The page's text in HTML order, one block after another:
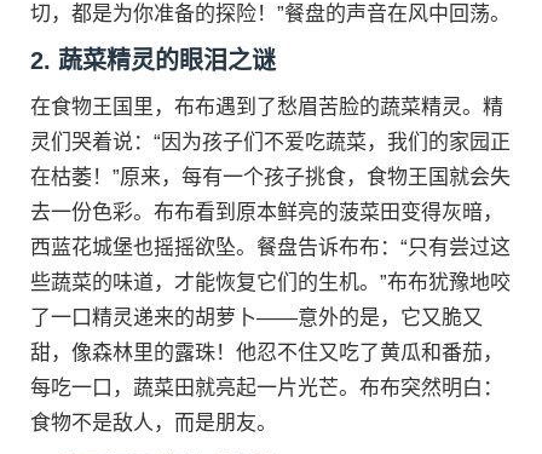
切，都是为你准备的探险！”餐盘的声音在风中回荡。
2. 蔬菜精灵的眼泪之谜
在食物王国里，布布遇到了愁眉苦脸的蔬菜精灵。精
灵们哭着说：“因为孩子们不爱吃蔬菜，我们的家园正
在枯萎！”原来，每有一个孩子挑食，食物王国就会失
去一份色彩。布布看到原本鲜亮的菠菜田变得灰暗，
西蓝花城堡也摇摇欲坠。餐盘告诉布布：“只有尝过这
些蔬菜的味道，才能恢复它们的生机。”布布犹豫地咬
了一口精灵递来的胡萝卜——意外的是，它又脆又
甜，像森林里的露珠！他忍不住又吃了黄瓜和番茄，
每吃一口，蔬菜田就亮起一片光芒。布布突然明白：
食物不是敌人，而是朋友。